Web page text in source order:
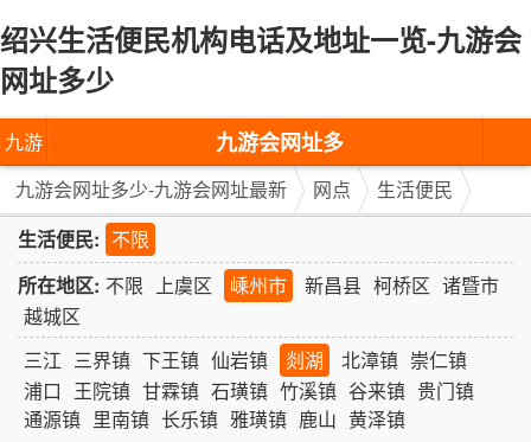
绍兴生活便民机构电话及地址一览-九游会
网址多少
九游
会网
址多
少-九
游会
网址
最新
九游会网址多
少-九游会网址
九游会网址多少-九游会网址最新 网点
生活便民
生活便民: 不限
所在地区: 不限 上虞区 嵊州市 新昌县 柯桥区 诸暨市
越城区
三江 三界镇 下王镇 仙岩镇 剡湖 北漳镇 崇仁镇
浦口 王院镇 甘霖镇 石璜镇 竹溪镇 谷来镇 贵门镇
通源镇 里南镇 长乐镇 雅璜镇 鹿山 黄泽镇